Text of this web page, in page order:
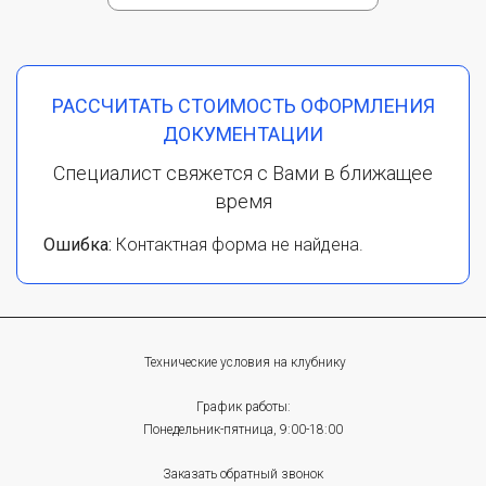
РАССЧИТАТЬ СТОИМОСТЬ ОФОРМЛЕНИЯ
ДОКУМЕНТАЦИИ
Специалист свяжется с Вами в ближащее
время
Ошибка: Контактная форма не найдена.
Технические условия на клубнику
График работы:
Понедельник-пятница, 9:00-18:00
Заказать обратный звонок